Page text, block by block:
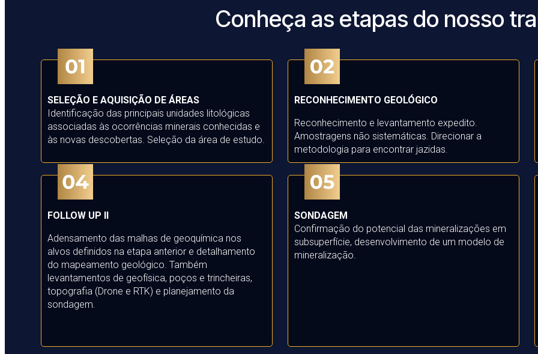
Conheça as etapas do nosso
SELEÇÃO E AQUISIÇÃO DE ÁREAS
Identificação das principais unidades litológicas
associadas às ocorrências minerais conhecidas e
às novas descobertas. Seleção da área de estudo.
RECONHECIMENTO GEOLÓGICO
Reconhecimento e levantamento expedito.
Amostragens não sistemáticas. Direcionar a
metodologia para encontrar jazidas.
FOLLOW UP II
Adensamento das malhas de geoquímica nos
alvos definidos na etapa anterior e detalhamento
do mapeamento geológico. Também
levantamentos de geofísica, poços e trincheiras,
topografia (Drone e RTK) e planejamento da
sondagem.
SONDAGEM
Confirmação do potencial das mineralizações em
subsuperfície, desenvolvimento de um modelo de
mineralização.